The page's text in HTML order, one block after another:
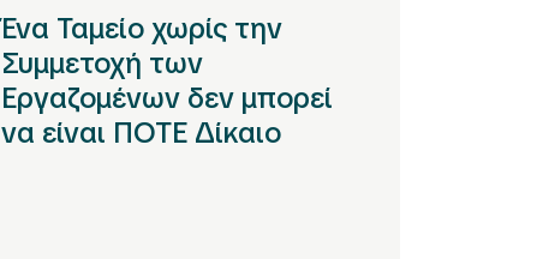
Ένα Ταμείο χωρίς την
Συμμετοχή των
Εργαζομένων δεν μπορεί
να είναι ΠΟΤΕ Δίκαιο